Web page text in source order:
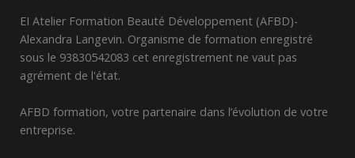
EI Atelier Formation Beauté Développement (AFBD)-
Alexandra Langevin. Organisme de formation enregistré
sous le 93830542083 cet enregistrement ne vaut pas
agrément de l'état.
AFBD formation, votre partenaire dans l’évolution de votre
entreprise.